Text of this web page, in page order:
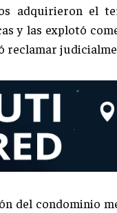
adquirieron el
y las explotó
reclamar
del condominio